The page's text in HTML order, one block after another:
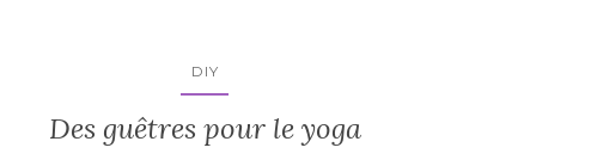
DIY
Des guêtres pour le yoga